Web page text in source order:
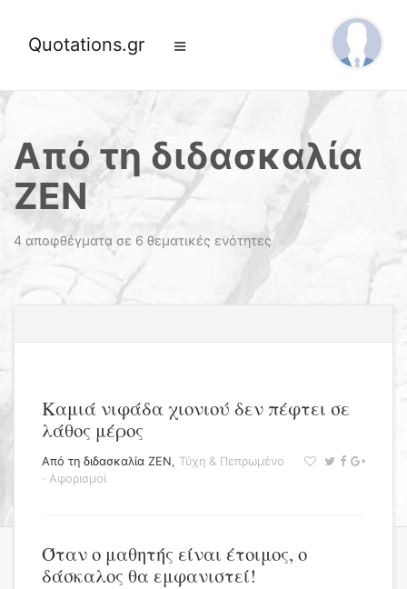
Quotations.gr
Από τη διδασκαλία
ΖΕΝ
4 αποφθέγματα σε 6 θεματικές ενότητες
Καμιά νιφάδα χιονιού δεν πέφτει σε
λάθος μέρος
Από τη διδασκαλία ΖΕΝ, Τύχη & Πεπρωμένο
· Αφορισμοί
Όταν ο μαθητής είναι έτοιμος, ο
δάσκαλος θα εμφανιστεί!